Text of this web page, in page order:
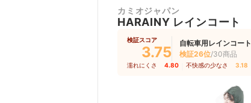
カミオジャパン
HARAINY レインコート
検証スコア
3.75
自転車用レインコート
検証26位/30商品
濡れにくさ 4.80 不快感の少なさ 3.18